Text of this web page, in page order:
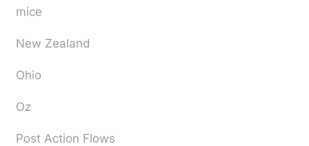
mice
New Zealand
Ohio
Oz
Post Action Flows